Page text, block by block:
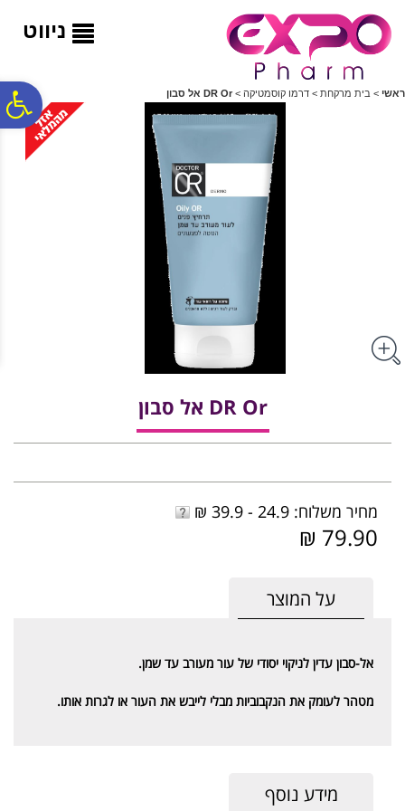
ניווט
ראשי > בית מרקחת > דרמו קוסמטיקה > DR Or אל סבון
DR Or אל סבון
מחיר משלוח: 24.9 - 39.9 ₪
79.90 ₪
על המוצר
אל-סבון עדין לניקוי יסודי של עור מעורב עד שמן.
מטהר לעומק את הנקבוביות מבלי לייבש את העור או לגרות אותו.
מידע נוסף